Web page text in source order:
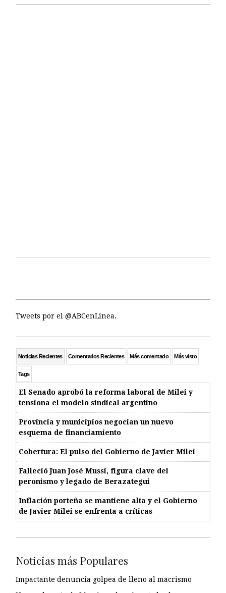
Tweets por el @ABCenLinea.
Noticias Recientes Comentarios Recientes Más comentado Más visto
Tags
El Senado aprobó la reforma laboral de Milei y
tensiona el modelo sindical argentino
Provincia y municipios negocian un nuevo
esquema de financiamiento
Cobertura: El pulso del Gobierno de Javier Milei
Falleció Juan José Mussi, figura clave del
peronismo y legado de Berazategui
Inflación porteña se mantiene alta y el Gobierno
de Javier Milei se enfrenta a críticas
Noticias más Populares
Impactante denuncia golpea de lleno al macrismo